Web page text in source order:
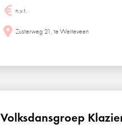
n.v.t.
Zusterweg 21, te Weiteveen
Volksdansgroep